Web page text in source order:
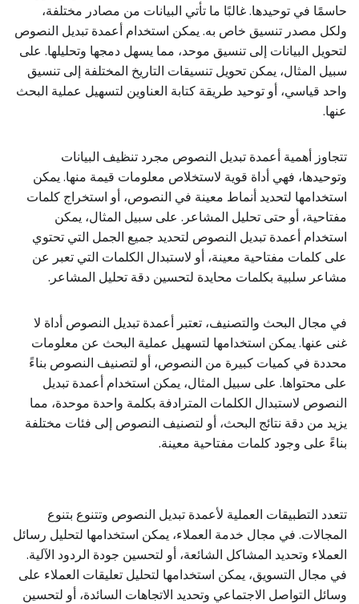
حاسمًا في توحيدها. غالبًا ما تأتي البيانات من مصادر مختلفة،
ولكل مصدر تنسيق خاص به. يمكن استخدام أعمدة تبديل النصوص
لتحويل البيانات إلى تنسيق موحد، مما يسهل دمجها وتحليلها. على
سبيل المثال، يمكن تحويل تنسيقات التاريخ المختلفة إلى تنسيق
واحد قياسي، أو توحيد طريقة كتابة العناوين لتسهيل عملية البحث
عنها.
تتجاوز أهمية أعمدة تبديل النصوص مجرد تنظيف البيانات
وتوحيدها، فهي أداة قوية لاستخلاص معلومات قيمة منها. يمكن
استخدامها لتحديد أنماط معينة في النصوص، أو استخراج كلمات
مفتاحية، أو حتى تحليل المشاعر. على سبيل المثال، يمكن
استخدام أعمدة تبديل النصوص لتحديد جميع الجمل التي تحتوي
على كلمات مفتاحية معينة، أو لاستبدال الكلمات التي تعبر عن
مشاعر سلبية بكلمات محايدة لتحسين دقة تحليل المشاعر.
في مجال البحث والتصنيف، تعتبر أعمدة تبديل النصوص أداة لا
غنى عنها. يمكن استخدامها لتسهيل عملية البحث عن معلومات
محددة في كميات كبيرة من النصوص، أو لتصنيف النصوص بناءً
على محتواها. على سبيل المثال، يمكن استخدام أعمدة تبديل
النصوص لاستبدال الكلمات المترادفة بكلمة واحدة موحدة، مما
يزيد من دقة نتائج البحث، أو لتصنيف النصوص إلى فئات مختلفة
بناءً على وجود كلمات مفتاحية معينة.
تتعدد التطبيقات العملية لأعمدة تبديل النصوص وتتنوع بتنوع
المجالات. في مجال خدمة العملاء، يمكن استخدامها لتحليل رسائل
العملاء وتحديد المشاكل الشائعة، أو لتحسين جودة الردود الآلية.
في مجال التسويق، يمكن استخدامها لتحليل تعليقات العملاء على
وسائل التواصل الاجتماعي وتحديد الاتجاهات السائدة، أو لتحسين